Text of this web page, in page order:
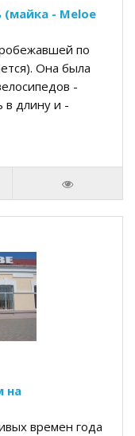
(майка - Meloe
по
Она была
-
в длину и -
на
времен года